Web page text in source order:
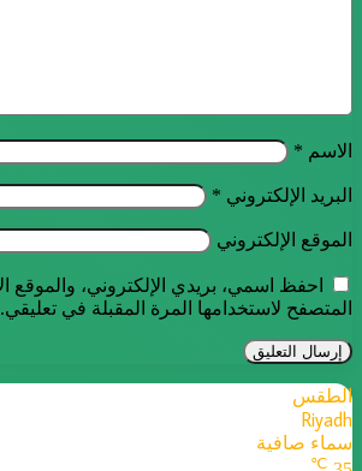
الاسم *
البريد الإلكتروني *
الموقع الإلكتروني
احفظ اسمي، بريدي الإلكتروني، والموقع
المتصفح لاستخدامها المرة المقبلة في تعليقي.
الطقس
Riyadh
سماء صافية
℃